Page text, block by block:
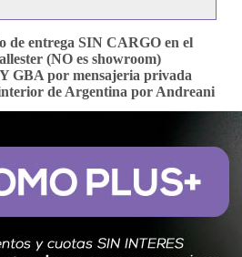
de entrega SIN CARGO en el
(NO es showroom)
GBA por mensajeria privada
de Argentina por Andreani